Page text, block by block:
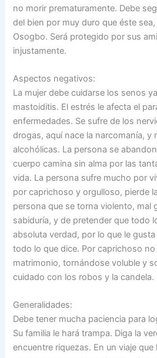
no morir prematuramente. Debe
del bien por muy duro que éste
Osogbo. Será protegido por sus
injustamente.
Aspectos negativos:
La mujer debe cuidarse los senos
mastoiditis. El estrés le afecta el
enfermedades. Se sufre de los
drogas, aquí nace la narcomanía, y
alcohólicas. La persona se
cuerpo camina sin alma por las
vida. La persona sufre mucho por
por caprichoso y orgulloso, pierde
persona que se torna violento, mal
sabiduría, y de pretender que todo
absoluta verdad, por lo que le
todo lo que dice. Por caprichoso
matrimonio, tornándose voluble y
cuidado con los robos y la candela.
Generalidades:
Debe tener mucha paciencia para
Su familia le hará trampa. Diga la
encuentre riquezas. En un viaje